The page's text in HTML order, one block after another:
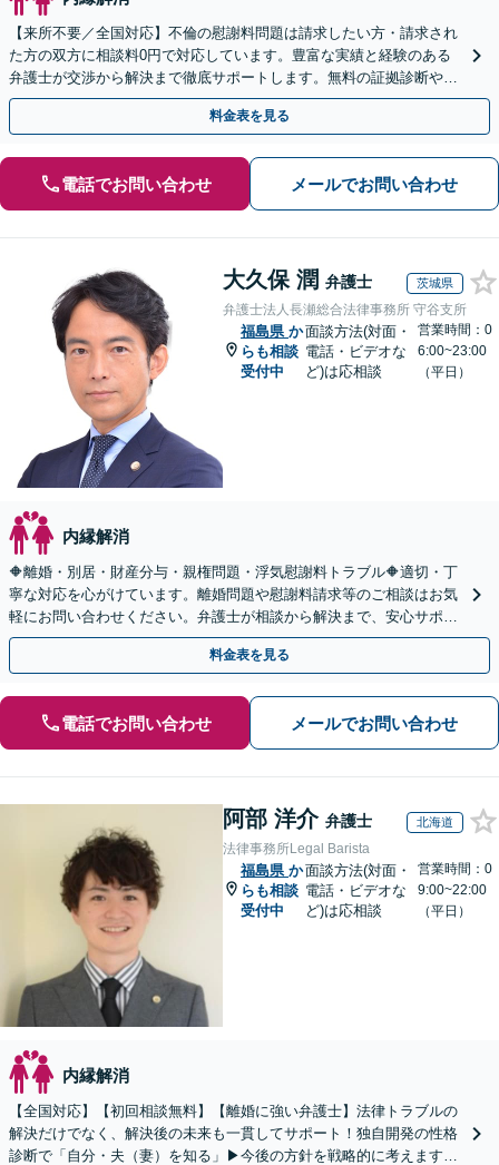
【来所不要／全国対応】不倫の慰謝料問題は請求したい方・請求され
た方の双方に相談料0円で対応しています。豊富な実績と経験のある
弁護士が交渉から解決まで徹底サポートします。無料の証拠診断や着
手金の返還保証もありますので安心してご相談ください。
料金表を見る
電話でお問い合わせ メールでお問い合わせ
大久保 潤 弁護士 茨城県
弁護士法人長瀬総合法律事務所 守谷支所
福島県 か
らも相談
受付中
面談方法(対面・
電話・ビデオな
ど)は応相談
営業時間：0
6:00~23:00
（平日）
内縁解消
🔶離婚・別居・財産分与・親権問題・浮気慰謝料トラブル🔶適切・丁
寧な対応を心がけています。離婚問題や慰謝料請求等のご相談はお気
軽にお問い合わせください。弁護士が相談から解決まで、安心サポー
トいたします。◤完全予約制・初回法律相談無料◢
料金表を見る
電話でお問い合わせ メールでお問い合わせ
阿部 洋介 弁護士 北海道
法律事務所Legal Barista
福島県 か
らも相談
受付中
面談方法(対面・
電話・ビデオな
ど)は応相談
営業時間：0
9:00~22:00
（平日）
内縁解消
【全国対応】【初回相談無料】【離婚に強い弁護士】法律トラブルの
解決だけでなく、解決後の未来も一貫してサポート！独自開発の性格
診断で「自分・夫（妻）を知る」▶︎今後の方針を戦略的に考えます！